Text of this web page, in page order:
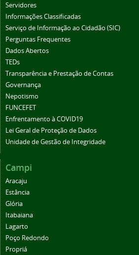
Servidores
Informações Classificadas
Serviço de Informação ao Cidadão (SIC)
Perguntas Frequentes
Dados Abertos
TEDs
Transparência e Prestação de Contas
Governança
Nepotismo
FUNCEFET
Enfrentamento à COVID19
Lei Geral de Proteção de Dados
Unidade de Gestão de Integridade
Campi
Aracaju
Estância
Glória
Itabaiana
Lagarto
Poço Redondo
Propriá